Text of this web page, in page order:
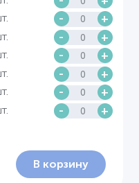
- +
- +
- +
- +
- +
- +
В корзину